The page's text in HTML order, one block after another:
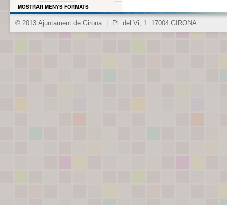
MOSTRAR MENYS FORMATS
© 2013 Ajuntament de Girona Pl. del Vi, 1. 17004 GIRONA